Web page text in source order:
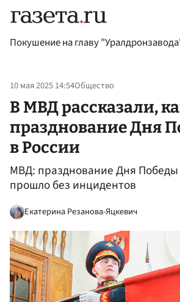
Покушение на главу
10 мая 2025 14:54Общество
В МВД рассказали,
празднование Дня
в России
МВД: празднование Дня Победы
прошло без инцидентов
Екатерина Резанова-Яцкевич